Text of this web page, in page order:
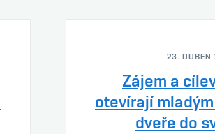
23. DUBEN
Zájem a
otevírají mladým
dveře do